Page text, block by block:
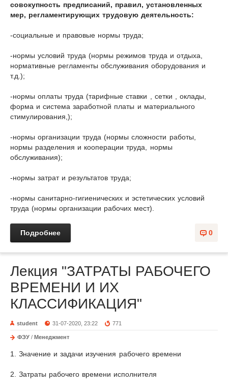
совокупность предписаний, правил, установленных
мер, регламентирующих трудовую деятельность:
-социальные и правовые нормы труда;
-нормы условий труда (нормы режимов труда и отдыха,
нормативные регламенты обслуживания оборудования и
т.д.);
-нормы оплаты труда (тарифные ставки , сетки , оклады,
форма и система заработной платы и материального
стимулирования,);
-нормы организации труда (нормы сложности работы,
нормы разделения и кооперации труда, нормы
обслуживания);
-нормы затрат и результатов труда;
-нормы санитарно-гигиенических и эстетических условий
труда (нормы организации рабочих мест).
0
Подробнее
Лекция "ЗАТРАТЫ РАБОЧЕГО
ВРЕМЕНИ И ИХ
КЛАССИФИКАЦИЯ"
student 31-07-2020, 23:22 771
ФЭУ / Менеджмент
1. Значение и задачи изучения рабочего времени
2. Затраты рабочего времени исполнителя